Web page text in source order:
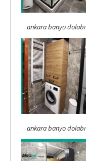
ankara banyo dolabı
ankara banyo dolabı